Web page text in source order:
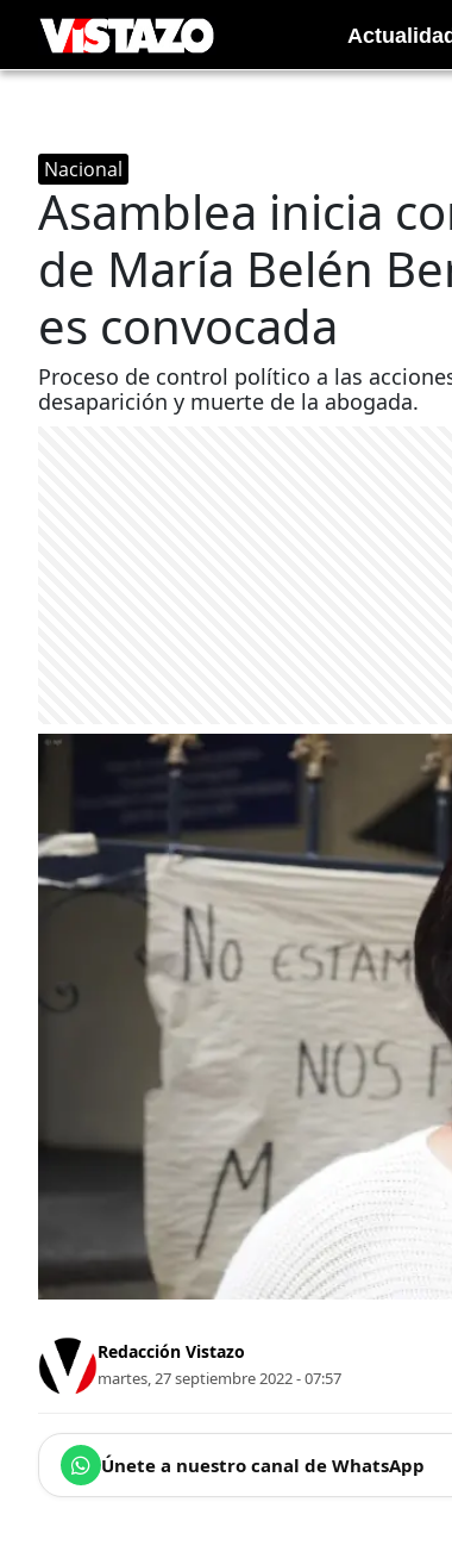
Nacional
Asamblea inicia
de María Belén
es convocada
Proceso de control político a las
desaparición y muerte de la abogada.
Redacción Vistazo
martes, 27 septiembre 2022 - 07:57
Únete a nuestro canal de WhatsApp